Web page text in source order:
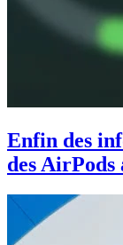
Enfin des
des AirPods